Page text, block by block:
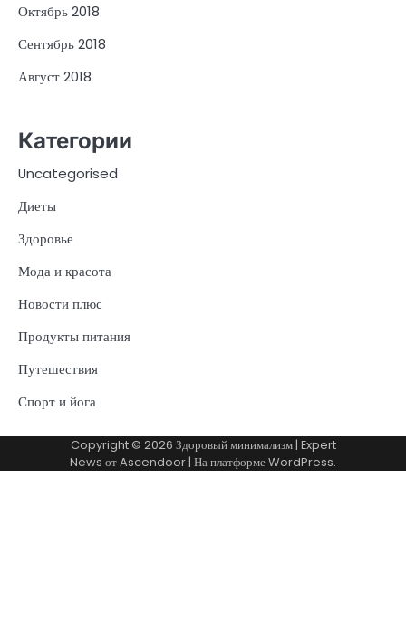
Октябрь 2018
Сентябрь 2018
Август 2018
Категории
Uncategorised
Диеты
Здоровье
Мода и красота
Новости плюс
Продукты питания
Путешествия
Спорт и йога
Copyright © 2026 Здоровый минимализм| Expert
News отAscendoor| На платформеWordPress.